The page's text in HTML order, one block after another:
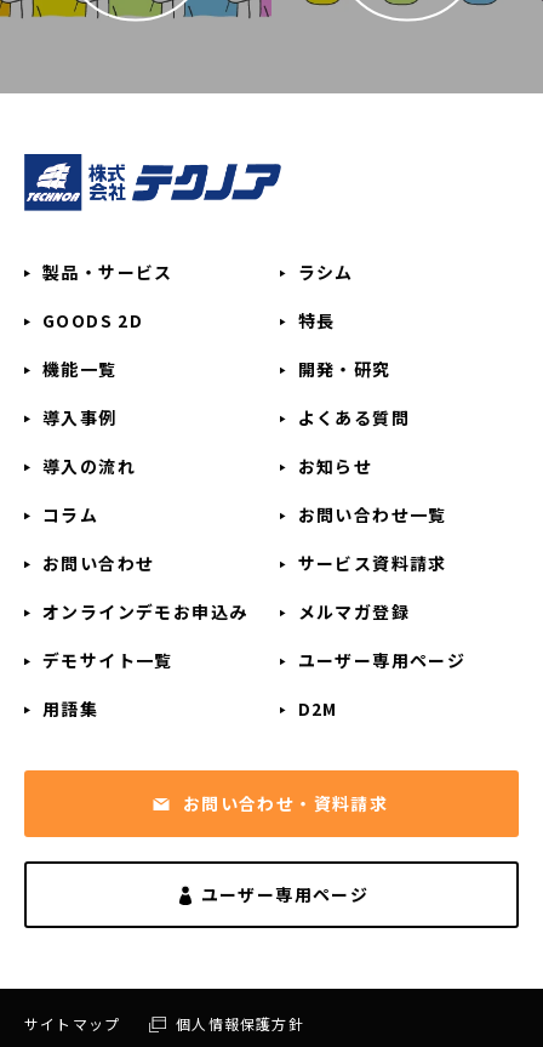
製品・サービス
ラシム
GOODS 2D
特長
機能一覧
開発・研究
導入事例
よくある質問
導入の流れ
お知らせ
コラム
お問い合わせ一覧
お問い合わせ
サービス資料請求
オンラインデモお申込み
メルマガ登録
デモサイト一覧
ユーザー専用ページ
用語集
D2M
お問い合わせ・資料請求
ユーザー専用ページ
サイトマップ 個人情報保護方針